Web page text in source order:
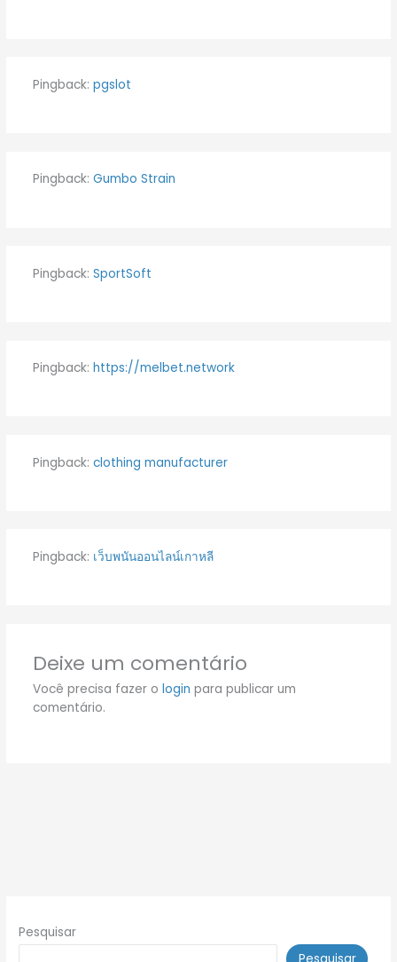
Pingback: pgslot
Pingback: Gumbo Strain
Pingback: SportSoft
Pingback: https://melbet.network
Pingback: clothing manufacturer
Pingback: เว็บพนันออนไลน์เกาหลี
Deixe um comentário
Você precisa fazer o login para publicar um
comentário.
Pesquisar